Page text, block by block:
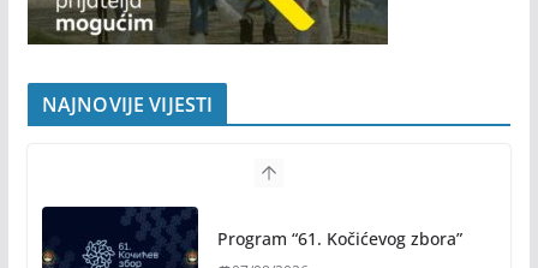
NAJNOVIJE VIJESTI
Program “61. Kočićevog zbora”